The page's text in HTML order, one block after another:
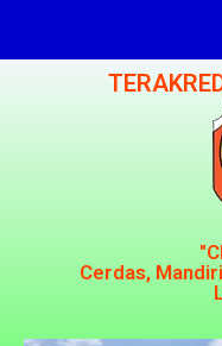
Cerdas,